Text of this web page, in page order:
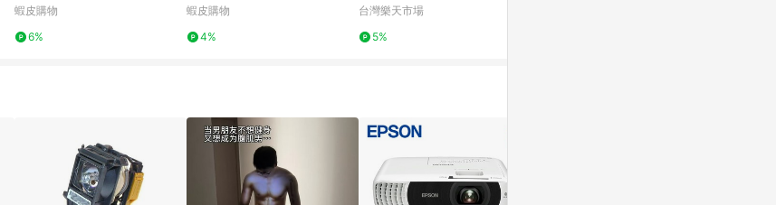
線器 收納 整線器充 電線收納 手
蝦皮購物
6%
整理 整理線 線扣 束線扣 數據線
蝦皮購物
4%
台灣樂天市場
5%